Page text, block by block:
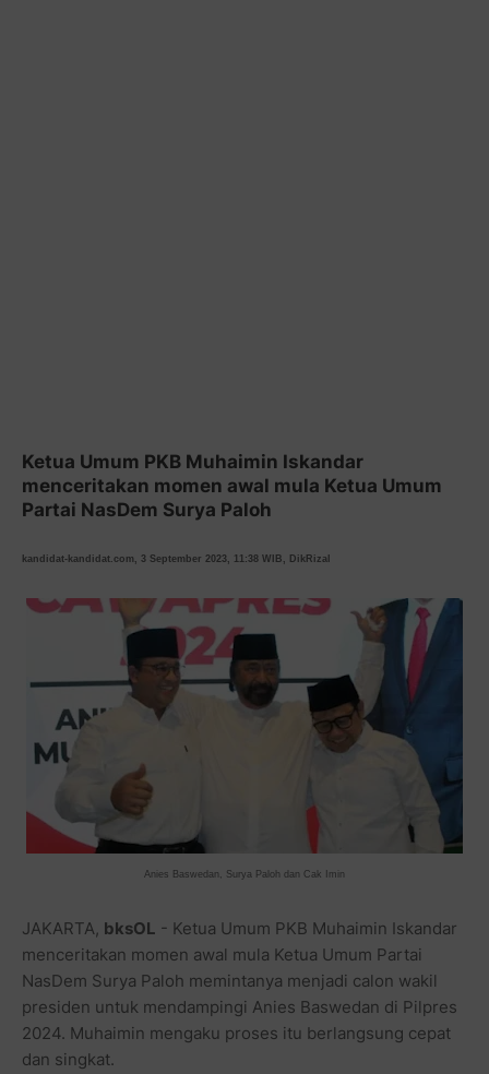
Ketua Umum PKB Muhaimin Iskandar
menceritakan momen awal mula Ketua Umum
Partai NasDem Surya Paloh
kandidat-kandidat.com, 3 September 2023, 11:38 WIB, DikRizal
Anies Baswedan, Surya Paloh dan Cak Imin
JAKARTA, bksOL - Ketua Umum PKB Muhaimin Iskandar
menceritakan momen awal mula Ketua Umum Partai
NasDem Surya Paloh memintanya menjadi calon wakil
presiden untuk mendampingi Anies Baswedan di Pilpres
2024. Muhaimin mengaku proses itu berlangsung cepat
dan singkat.